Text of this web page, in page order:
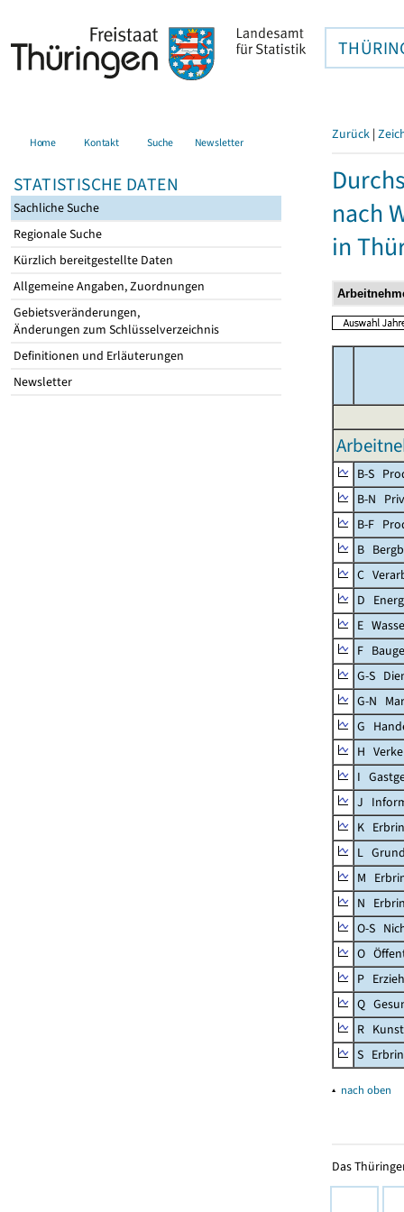
Home Kontakt Suche Newsletter
STATISTISCHE DATEN
Sachliche Suche
Regionale Suche
Kürzlich bereitgestellte Daten
Allgemeine Angaben, Zuordnungen
Gebietsveränderungen,
Änderungen zum Schlüsselverzeichnis
Definitionen und Erläuterungen
Newsletter
Zurück |
nach
in
B-S
B-N
B-F
B
C
D
E
F
G-S
G-N
G
H
I
J
K
L
M
N
O-S
O
P
Q
R
S
▴ nach oben
Das